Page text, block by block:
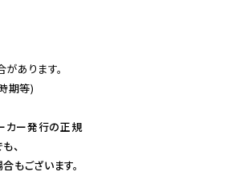
あります。
期等)
カー発行の正規
、
もございます。